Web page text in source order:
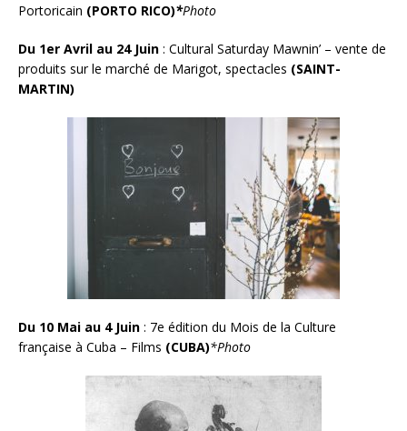
Portoricain (PORTO RICO)*Photo
Du 1er Avril au 24 Juin : Cultural Saturday Mawnin’ – vente de
produits sur le marché de Marigot, spectacles (SAINT-
MARTIN)
Du 10 Mai au 4 Juin : 7e édition du Mois de la Culture
française à Cuba – Films (CUBA)*Photo